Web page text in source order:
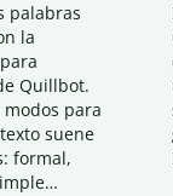
palabras
la
Quillbot.
para
suene
formal,